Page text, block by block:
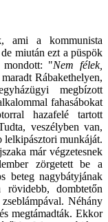
ami a kommunista
miután ezt a püspök
mondott: "Nem félek,
Rábakethelyen,
megbízott
fahasábokat
hazafelé tartott
veszélyben van,
lelkipásztori munkáját.
már végzetesnek
zörgetett be a
beteg nagybátyjának
dombtetőn
Néhány
megtámadták. Ekkor